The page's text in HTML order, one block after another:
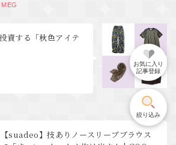
MEG
資する「秋色アイテ
【suadeo】技ありノースリーブブラウス
お気に入り
記事登録
絞り込み